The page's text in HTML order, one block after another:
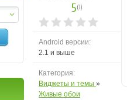
5(1)
Android версии:
2.1 и выше
Категория:
Виджеты и темы »
Живые обои